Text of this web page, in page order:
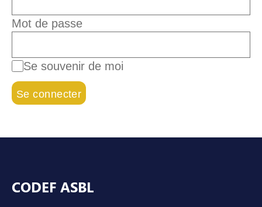
Mot de passe
Se souvenir de moi
CODEF ASBL